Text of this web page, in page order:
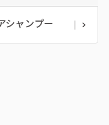
シャンプー